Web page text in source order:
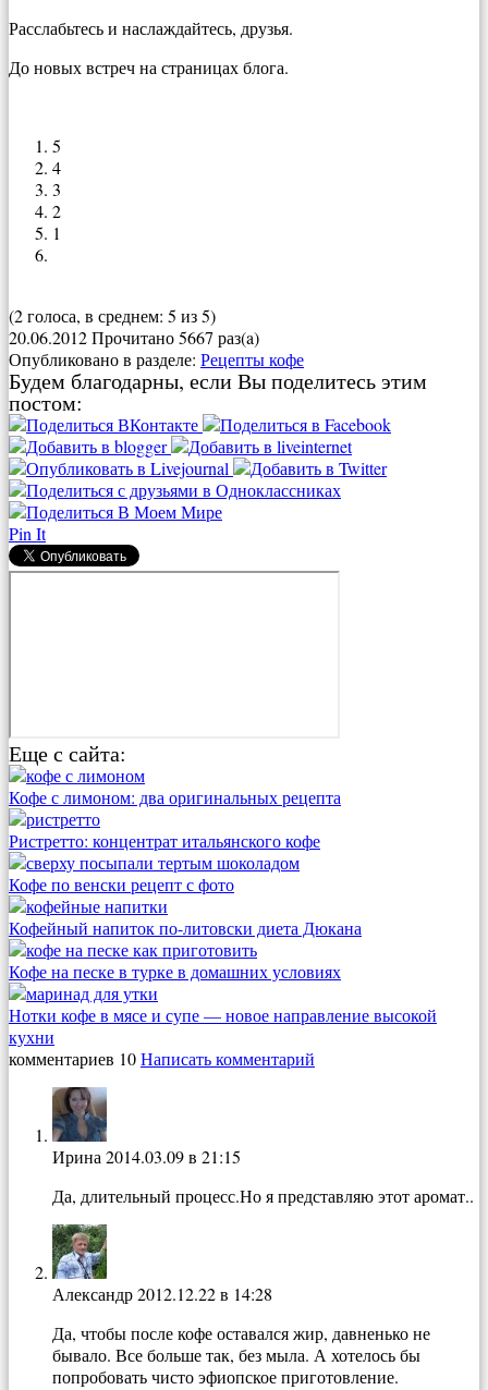
Расслабьтесь и наслаждайтесь, друзья.
До новых встреч на страницах блога.
5
4
3
2
1
(2 голоса, в среднем: 5 из 5)
20.06.2012Прочитано 5667 раз(a)
Опубликовано в разделе: Рецепты кофе
Будем благодарны, если Вы поделитесь этим
постом:
Pin It
Еще с сайта:
Кофе с лимоном: два оригинальных рецепта
Ристретто: концентрат итальянского кофе
Кофе по венски рецепт с фото
Кофейный напиток по-литовски диета Дюкана
Кофе на песке в турке в домашних условиях
Нотки кофе в мясе и супе — новое направление высокой
кухни
комментариев 10Написать комментарий
Ирина2014.03.09 в 21:15
Да, длительный процесс.Но я представляю этот аромат..
Александр2012.12.22 в 14:28
Да, чтобы после кофе оставался жир, давненько не
бывало. Все больше так, без мыла. А хотелось бы
попробовать чисто эфиопское приготовление.